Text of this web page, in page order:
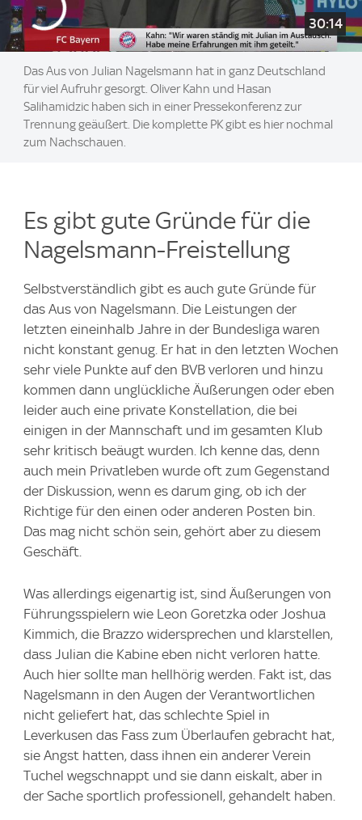
30:14
Das Aus von Julian Nagelsmann hat in ganz Deutschland
für viel Aufruhr gesorgt. Oliver Kahn und Hasan
Salihamidzic haben sich in einer Pressekonferenz zur
Trennung geäußert. Die komplette PK gibt es hier nochmal
zum Nachschauen.
Es gibt gute Gründe für die
Nagelsmann-Freistellung
Selbstverständlich gibt es auch gute Gründe für
das Aus von Nagelsmann. Die Leistungen der
letzten eineinhalb Jahre in der Bundesliga waren
nicht konstant genug. Er hat in den letzten Wochen
sehr viele Punkte auf den BVB verloren und hinzu
kommen dann unglückliche Äußerungen oder eben
leider auch eine private Konstellation, die bei
einigen in der Mannschaft und im gesamten Klub
sehr kritisch beäugt wurden. Ich kenne das, denn
auch mein Privatleben wurde oft zum Gegenstand
der Diskussion, wenn es darum ging, ob ich der
Richtige für den einen oder anderen Posten bin.
Das mag nicht schön sein, gehört aber zu diesem
Geschäft.
Was allerdings eigenartig ist, sind Äußerungen von
Führungsspielern wie Leon Goretzka oder Joshua
Kimmich, die Brazzo widersprechen und klarstellen,
dass Julian die Kabine eben nicht verloren hatte.
Auch hier sollte man hellhörig werden. Fakt ist, das
Nagelsmann in den Augen der Verantwortlichen
nicht geliefert hat, das schlechte Spiel in
Leverkusen das Fass zum Überlaufen gebracht hat,
sie Angst hatten, dass ihnen ein anderer Verein
Tuchel wegschnappt und sie dann eiskalt, aber in
der Sache sportlich professionell, gehandelt haben.